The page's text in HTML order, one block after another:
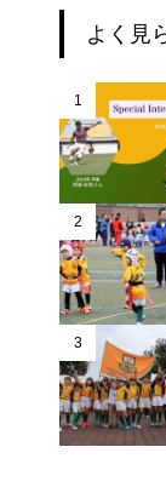
よく見
1
2
3